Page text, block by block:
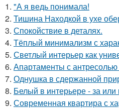
1. "А я ведь понимала!
2. Тишина Находкой в ухе
3. Спокойствие в деталях.
4. Тёплый минимализм с
5. Светлый интерьер как
6. Апартаменты с
7. Однушка в сдержанной
8. Белый в интерьере - за или
9. Современная квартира с